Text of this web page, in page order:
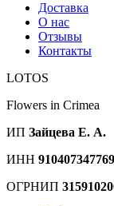
Доставка
О нас
Отзывы
Контакты
LOTOS
Flowers in Crimea
ИП Зайцева Е. А.
ИНН 910407347769
ОГРНИП